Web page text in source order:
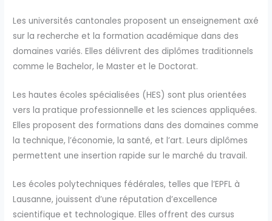
Les universités cantonales proposent un enseignement axé
sur la recherche et la formation académique dans des
domaines variés. Elles délivrent des diplômes traditionnels
comme le Bachelor, le Master et le Doctorat.
Les hautes écoles spécialisées (HES) sont plus orientées
vers la pratique professionnelle et les sciences appliquées.
Elles proposent des formations dans des domaines comme
la technique, l’économie, la santé, et l’art. Leurs diplômes
permettent une insertion rapide sur le marché du travail.
Les écoles polytechniques fédérales, telles que l’EPFL à
Lausanne, jouissent d’une réputation d’excellence
scientifique et technologique. Elles offrent des cursus